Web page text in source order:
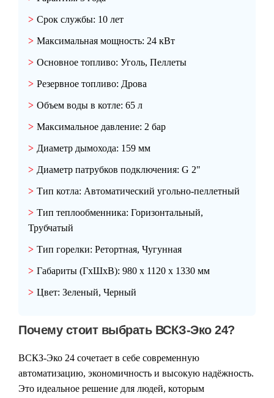
Срок службы: 10 лет
Максимальная мощность: 24 кВт
Основное топливо: Уголь, Пеллеты
Резервное топливо: Дрова
Объем воды в котле: 65 л
Максимальное давление: 2 бар
Диаметр дымохода: 159 мм
Диаметр патрубков подключения: G 2"
Тип котла: Автоматический угольно-пеллетный
Тип теплообменника: Горизонтальный,
Трубчатый
Тип горелки: Ретортная, Чугунная
Габариты (ГxШxВ): 980 x 1120 x 1330 мм
Цвет: Зеленый, Черный
Почему стоит выбрать ВСКЗ-Эко 24?
ВСКЗ-Эко 24 сочетает в себе современную
автоматизацию, экономичность и высокую надёжность.
Это идеальное решение для людей, которым